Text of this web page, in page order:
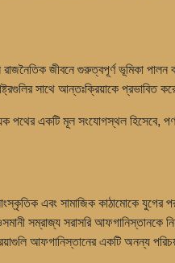
জীবনে গুরুত্বপূর্ণ ভূমিকা পালন
সাথে আন্তঃক্রিয়াকে প্রভাবিত
পথের একটি মূল সংযোগস্থল হিসেবে,
এবং সামাজিক কাঠামোকে যুগের
সম্রাজ্য সরাসরি আফগানিস্তানকে
আফগানিস্তানের একটি অনন্য